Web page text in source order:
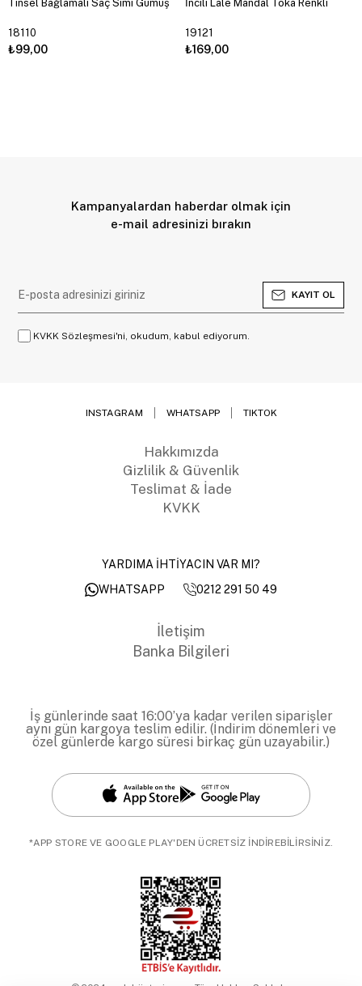
Tinsel Bağlamalı Saç Simi Gümüş
18110
₺99,00
İncili Lale Mandal Toka Renkli
19121
₺169,00
Kampanyalardan haberdar olmak için
e-mail adresinizi bırakın
KAYIT OL
KVKK Sözleşmesi'ni, okudum, kabul ediyorum.
INSTAGRAM WHATSAPP TIKTOK
Hakkımızda
Gizlilik & Güvenlik
Teslimat & İade
KVKK
YARDIMA İHTİYACIN VAR MI?
WHATSAPP
0212 291 50 49
İletişim
Banka Bilgileri
İş günlerinde saat 16:00’ya kadar verilen siparişler
aynı gün kargoya teslim edilir. (İndirim dönemleri ve
özel günlerde kargo süresi birkaç gün uzayabilir.)
*APP STORE VE GOOGLE PLAY'DEN ÜCRETSİZ İNDİREBİLİRSİNİZ.